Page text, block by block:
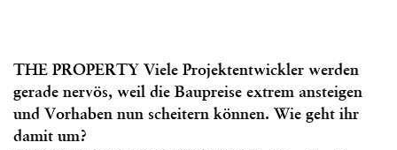
THE PROPERTY Viele Projektentwickler werden
gerade nervös, weil die Baupreise extrem ansteigen
und Vorhaben nun scheitern können. Wie geht ihr
damit um?